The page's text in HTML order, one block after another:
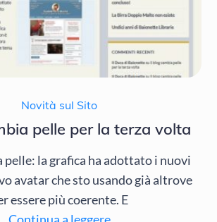
Novità sul Sito
pelle per la terza volta
pelle: la grafica ha adottato i nuovi
avatar che sto usando già altrove
essere più coerente. E
Continua a leggere